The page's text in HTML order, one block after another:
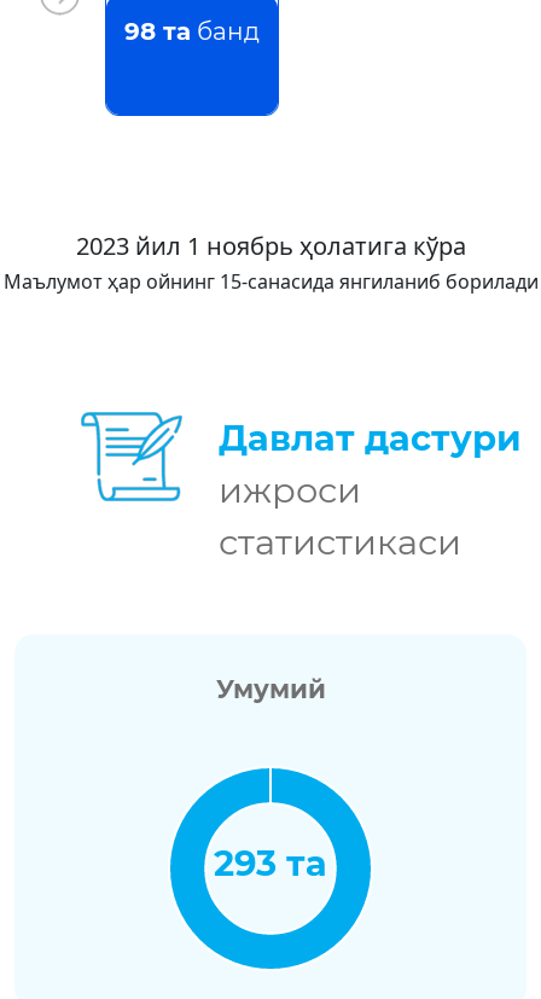
98 та банд
2023 йил 1 ноябрь ҳолатига кўра
Маълумот ҳар ойнинг 15-санасида янгиланиб борилади
Давлат дастури
ижроси
статистикаси
Умумий
293 та